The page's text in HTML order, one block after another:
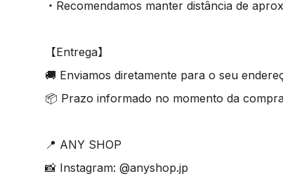
・Recomendamos manter distância de
【Entrega】
🚚 Enviamos diretamente para o seu
📦 Prazo informado no momento da
📍 ANY SHOP
📸 Instagram: @anyshop.jp